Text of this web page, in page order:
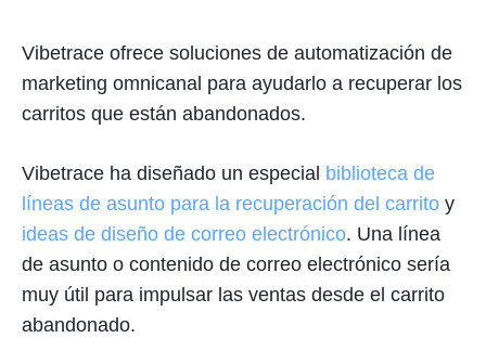
Vibetrace ofrece soluciones de automatización de
marketing omnicanal para ayudarlo a recuperar los
carritos que están abandonados.
Vibetrace ha diseñado un especial biblioteca de
líneas de asunto para la recuperación del carrito y
ideas de diseño de correo electrónico. Una línea
de asunto o contenido de correo electrónico sería
muy útil para impulsar las ventas desde el carrito
abandonado.